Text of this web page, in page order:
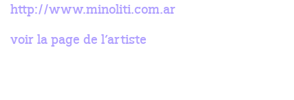
http://www.minoliti.com.ar
voir la page de l’artiste